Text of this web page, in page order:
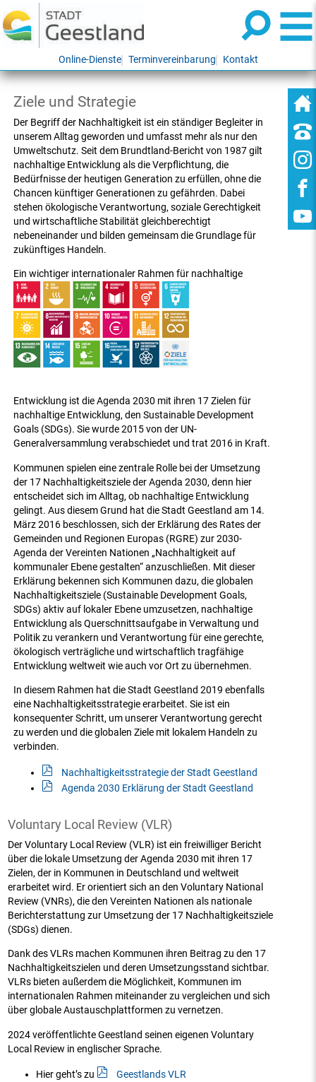
Online-Dienste Terminvereinbarung Kontakt
Ziele und Strategie
Der Begriff der Nachhaltigkeit ist ein ständiger Begleiter in
unserem Alltag geworden und umfasst mehr als nur den
Umweltschutz. Seit dem Brundtland-Bericht von 1987 gilt
nachhaltige Entwicklung als die Verpflichtung, die
Bedürfnisse der heutigen Generation zu erfüllen, ohne die
Chancen künftiger Generationen zu gefährden. Dabei
stehen ökologische Verantwortung, soziale Gerechtigkeit
und wirtschaftliche Stabilität gleichberechtigt
nebeneinander und bilden gemeinsam die Grundlage für
zukünftiges Handeln.
Ein wichtiger internationaler Rahmen für nachhaltige
Entwicklung ist die Agenda 2030 mit ihren 17 Zielen für
nachhaltige Entwicklung, den Sustainable Development
Goals (SDGs). Sie wurde 2015 von der UN-
Generalversammlung verabschiedet und trat 2016 in Kraft.
Kommunen spielen eine zentrale Rolle bei der Umsetzung
der 17 Nachhaltigkeitsziele der Agenda 2030, denn hier
entscheidet sich im Alltag, ob nachhaltige Entwicklung
gelingt. Aus diesem Grund hat die Stadt Geestland am 14.
März 2016 beschlossen, sich der Erklärung des Rates der
Gemeinden und Regionen Europas (RGRE) zur 2030-
Agenda der Vereinten Nationen „Nachhaltigkeit auf
kommunaler Ebene gestalten“ anzuschließen. Mit dieser
Erklärung bekennen sich Kommunen dazu, die globalen
Nachhaltigkeitsziele (Sustainable Development Goals,
SDGs) aktiv auf lokaler Ebene umzusetzen, nachhaltige
Entwicklung als Querschnittsaufgabe in Verwaltung und
Politik zu verankern und Verantwortung für eine gerechte,
ökologisch verträgliche und wirtschaftlich tragfähige
Entwicklung weltweit wie auch vor Ort zu übernehmen.
In diesem Rahmen hat die Stadt Geestland 2019 ebenfalls
eine Nachhaltigkeitsstrategie erarbeitet. Sie ist ein
konsequenter Schritt, um unserer Verantwortung gerecht
zu werden und die globalen Ziele mit lokalem Handeln zu
verbinden.
Nachhaltigkeitsstrategie der Stadt Geestland
Agenda 2030 Erklärung der Stadt Geestland
Voluntary Local Review (VLR)
Der Voluntary Local Review (VLR) ist ein freiwilliger Bericht
über die lokale Umsetzung der Agenda 2030 mit ihren 17
Zielen, der in Kommunen in Deutschland und weltweit
erarbeitet wird. Er orientiert sich an den Voluntary National
Review (VNRs), die den Vereinten Nationen als nationale
Berichterstattung zur Umsetzung der 17 Nachhaltigkeitsziele
(SDGs) dienen.
Dank des VLRs machen Kommunen ihren Beitrag zu den 17
Nachhaltigkeitszielen und deren Umsetzungsstand sichtbar.
VLRs bieten außerdem die Möglichkeit, Kommunen im
internationalen Rahmen miteinander zu vergleichen und sich
über globale Austauschplattformen zu vernetzen.
2024 veröffentlichte Geestland seinen eigenen Voluntary
Local Review in englischer Sprache.
Hier geht’s zu Geestlands VLR